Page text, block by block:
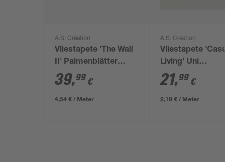
A.S. Création
Vliestapete 'The Wall
II' Palmenblätter
grün/rot 3-teilig 1,59 x
2,80 m
39,99 €
4,54 € / Meter
A.S. Création
Vliestapete
Living' Uni
grau/beige/creme
0,53 x 10,05 m
21,99 €
2,19 € / Meter